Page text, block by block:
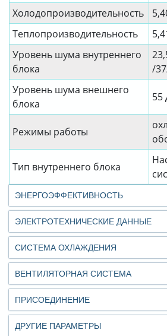
Холодопроизводительность
Теплопроизводительность
Уровень шума внутреннего
блока
/
Уровень шума внешнего
блока
55
Режимы работы
Тип внутреннего блока
ЭНЕРГОЭФФЕКТИВНОСТЬ
ЭЛЕКТРОТЕХНИЧЕСКИЕ ДАННЫЕ
СИСТЕМА ОХЛАЖДЕНИЯ
ВЕНТИЛЯТОРНАЯ СИСТЕМА
ПРИСОЕДИНЕНИЕ
ДРУГИЕ ПАРАМЕТРЫ